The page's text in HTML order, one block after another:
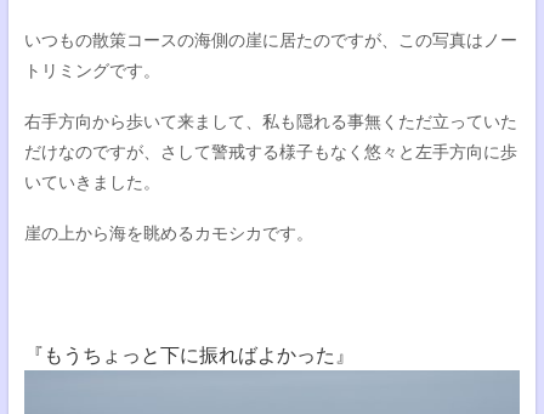
いつもの散策コースの海側の崖に居たのですが、この写真はノー
トリミングです。
右手方向から歩いて来まして、私も隠れる事無くただ立っていた
だけなのですが、さして警戒する様子もなく悠々と左手方向に歩
いていきました。
崖の上から海を眺めるカモシカです。
『もうちょっと下に振ればよかった』